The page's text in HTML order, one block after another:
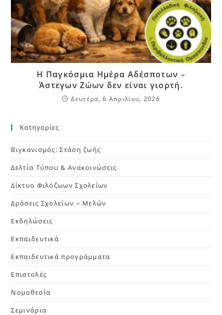
Η Παγκόσμια Ημέρα Αδέσποτων –
Άστεγων Ζώων δεν είναι γιορτή.
Δευτέρα, 6 Απριλίου, 2026
Kατηγορίες
Βιγκανισμός: Στάση ζωής
Δελτία Τύπου & Ανακοινώσεις
Δίκτυο Φιλόζωων Σχολείων
Δράσεις Σχολείων – Μελών
Εκδηλώσεις
Εκπαιδευτικά
Εκπαιδευτικά προγράμματα
Επιστολές
Νομοθεσία
Σεμινάρια